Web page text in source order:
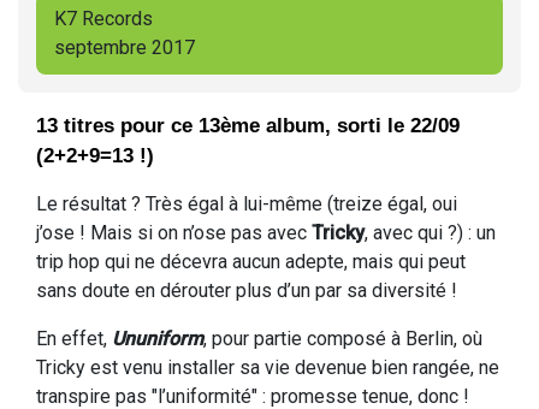
K7 Records
septembre 2017
13 titres pour ce 13ème album, sorti le 22/09
(2+2+9=13 !)
Le résultat ? Très égal à lui-même (treize égal, oui
j’ose ! Mais si on n’ose pas avec Tricky, avec qui ?) : un
trip hop qui ne décevra aucun adepte, mais qui peut
sans doute en dérouter plus d’un par sa diversité !
En effet, Ununiform, pour partie composé à Berlin, où
Tricky est venu installer sa vie devenue bien rangée, ne
transpire pas "l’uniformité" : promesse tenue, donc !